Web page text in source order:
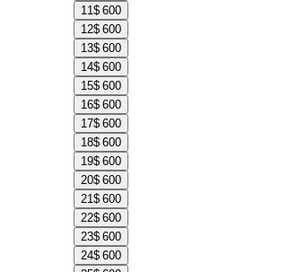
11$ 600
12$ 600
13$ 600
14$ 600
15$ 600
16$ 600
17$ 600
18$ 600
19$ 600
20$ 600
21$ 600
22$ 600
23$ 600
24$ 600